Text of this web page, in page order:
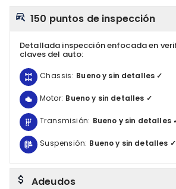
150 puntos de inspección
Detallada inspección enfocada en
claves del auto:
Chassis: Bueno y sin detalles ✓
Motor: Bueno y sin detalles ✓
Transmisión: Bueno y sin detalles
Suspensión: Bueno y sin detalles ✓
Adeudos